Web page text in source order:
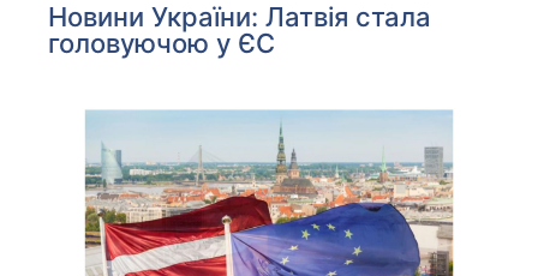
Новини України: Латвія стала
головуючою у ЄС